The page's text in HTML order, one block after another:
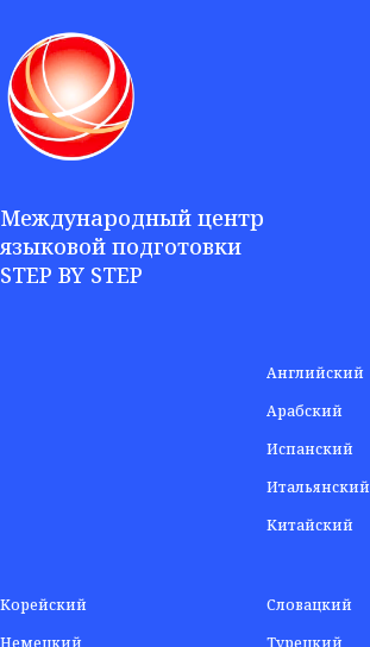
Международный центр
языковой подготовки
STEP BY STEP
Английский
Арабский
Испанский
Итальянский
Китайский
Корейский
Немецкий
Словацкий
Турецкий